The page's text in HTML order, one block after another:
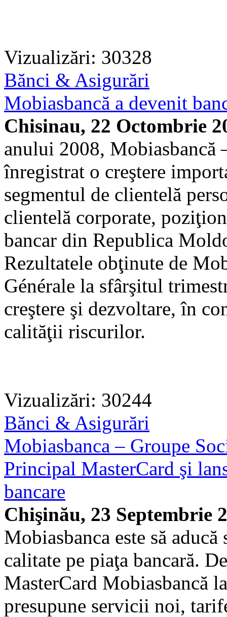
Vizualizări: 30328
Bănci & Asigurări
Mobiasbancă a devenit
Chisinau, 22 Octombrie
anului 2008, Mobiasbancă
înregistrat o creştere
segmentul de clientelă
clientelă corporate,
bancar din Republica
Rezultatele obţinute de
Générale la sfârşitul
creştere şi dezvoltare, în
calităţii riscurilor.
Vizualizări: 30244
Bănci & Asigurări
Mobiasbanca – Groupe
Principal MasterCard şi
bancare
Chişinău, 23 Septembrie
Mobiasbanca este să
calitate pe piaţa bancară.
MasterCard Mobiasbancă
presupune servicii noi,